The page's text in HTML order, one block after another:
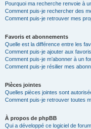
Pourquoi ma recherche renvoie à
Comment puis-je rechercher des
Comment puis-je retrouver mes
Favoris et abonnements
Quelle est la différence entre les
Comment puis-je ajouter aux
Comment puis-je m’abonner à un
Comment puis-je résilier mes
Pièces jointes
Quelles pièces jointes sont
Comment puis-je retrouver toutes
À propos de phpBB
Qui a développé ce logiciel de